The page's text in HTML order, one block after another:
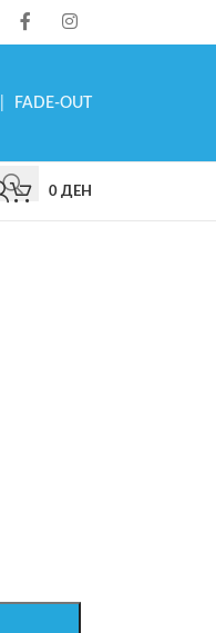
FADE-OUT
0 ДЕН